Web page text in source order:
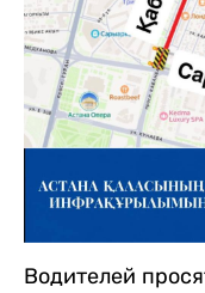
Водителей